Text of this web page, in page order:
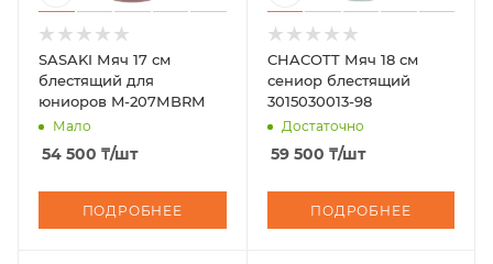
SASAKI Мяч 17 см
блестящий для
юниоров M-207МBRM
Мало
54 500 ₸/шт
ПОДРОБНЕЕ
CHACOTT Мяч 18 см
сениор блестящий
3015030013-98
Достаточно
59 500 ₸/шт
ПОДРОБНЕЕ